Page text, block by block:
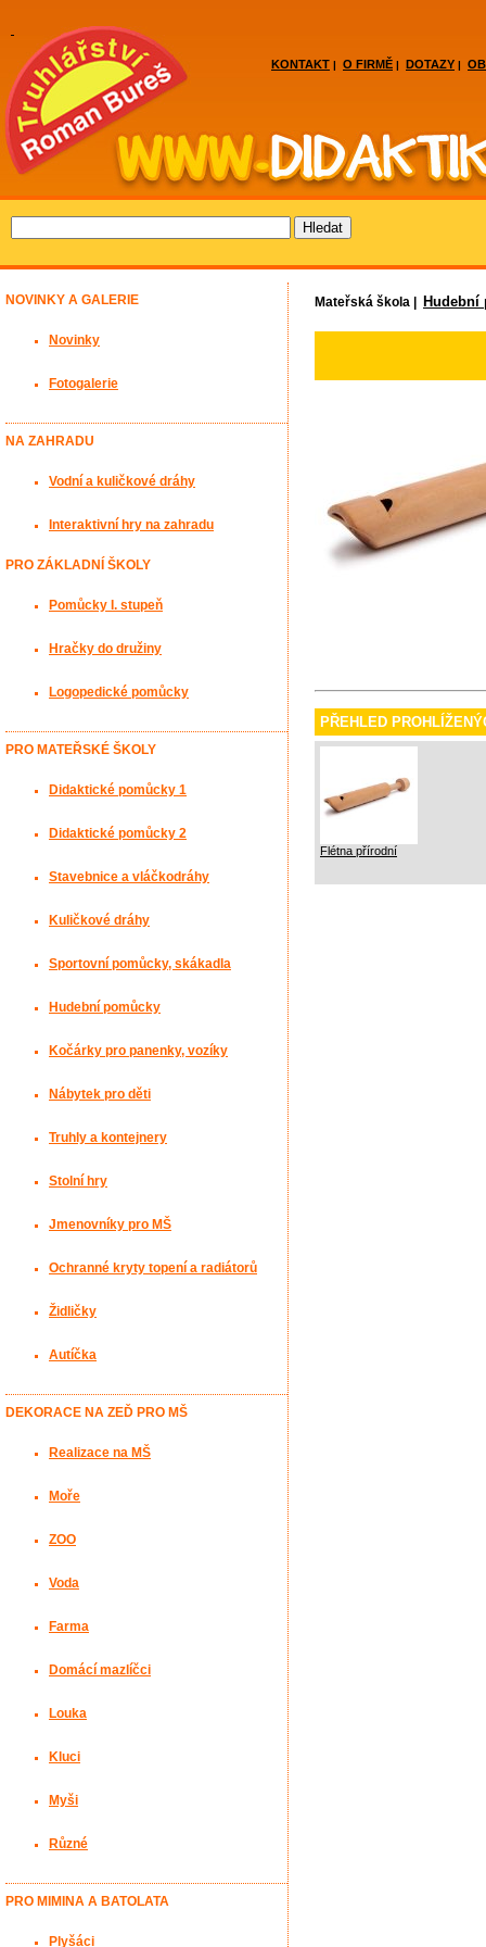
KONTAKT | O FIRMĚ | DOTAZY |
Mateřská škola | Hudební
PŘEHLED
Flétna přírodní
NOVINKY A GALERIE
Novinky
Fotogalerie
NA ZAHRADU
Vodní a kuličkové dráhy
Interaktivní hry na zahradu
PRO ZÁKLADNÍ ŠKOLY
Pomůcky I. stupeň
Hračky do družiny
Logopedické pomůcky
PRO MATEŘSKÉ ŠKOLY
Didaktické pomůcky 1
Didaktické pomůcky 2
Stavebnice a vláčkodráhy
Kuličkové dráhy
Sportovní pomůcky, skákadla
Hudební pomůcky
Kočárky pro panenky, vozíky
Nábytek pro děti
Truhly a kontejnery
Stolní hry
Jmenovníky pro MŠ
Ochranné kryty topení a radiátorů
Židličky
Autíčka
DEKORACE NA ZEĎ PRO MŠ
Realizace na MŠ
Moře
ZOO
Voda
Farma
Domácí mazlíčci
Louka
Kluci
Myši
Různé
PRO MIMINA A BATOLATA
Plyšáci